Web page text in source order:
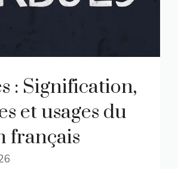
: Signification,
et usages du
français